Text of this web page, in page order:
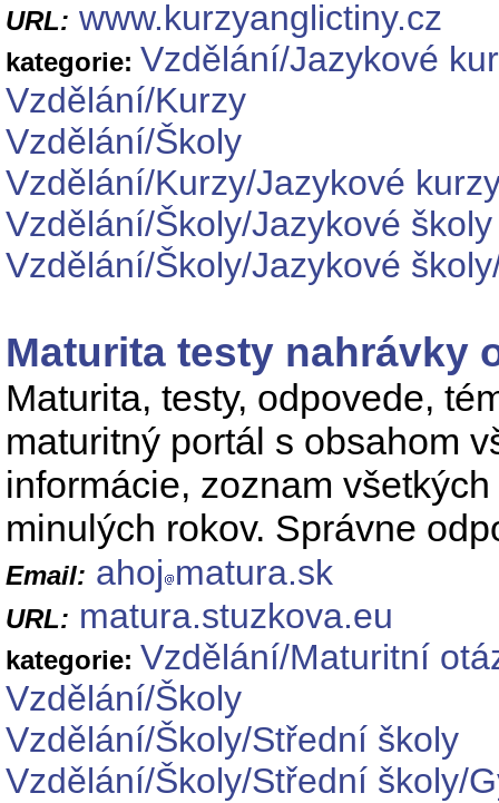
URL: www.kurzyanglictiny.cz
kategorie: Vzdělání/Jazykové
Vzdělání/Kurzy
Vzdělání/Školy
Vzdělání/Kurzy/Jazykové
Vzdělání/Školy/Jazykové školy
Vzdělání/Školy/Jazykové
Maturita testy nahrávky
Maturita, testy, odpovede,
maturitný portál s obsahom
informácie, zoznam
minulých rokov. Správne
Email: ahoj matura.sk
URL: matura.stuzkova.eu
kategorie: Vzdělání/Maturitní
Vzdělání/Školy
Vzdělání/Školy/Střední školy
Vzdělání/Školy/Střední školy/